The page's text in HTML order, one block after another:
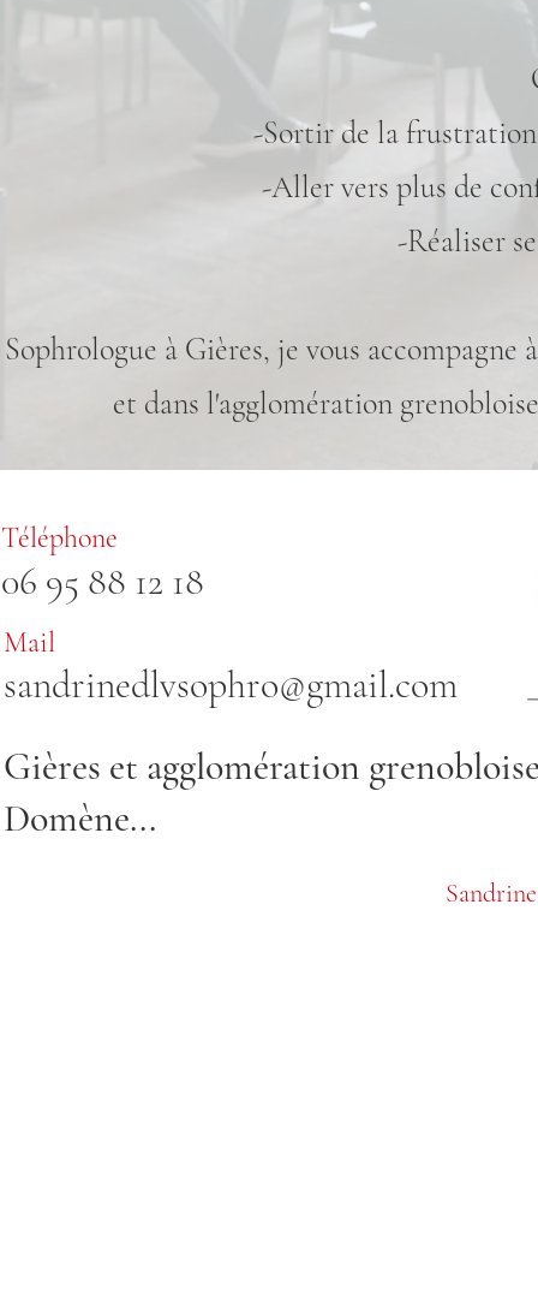
-Sortir de la
-Aller vers plus de
-Réaliser
Sophrologue à Gières, je vous
et dans l'agglomération
Téléphone
06 95 88 12 18
Mail
sandrinedlvsophro@gmail.com
Gières et agglomération
Domène...